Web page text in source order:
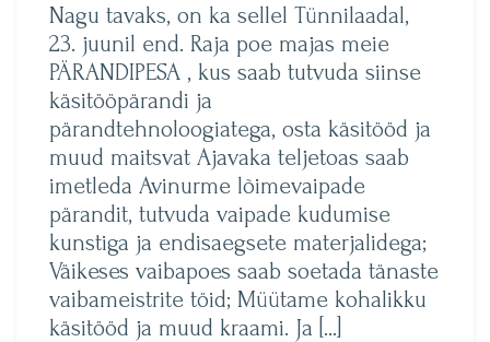
Nagu tavaks, on ka sellel Tünnilaadal,
23. juunil end. Raja poe majas meie
PÄRANDIPESA , kus saab tutvuda siinse
käsitööpärandi ja
pärandtehnoloogiatega, osta käsitööd ja
muud maitsvat Ajavaka teljetoas saab
imetleda Avinurme lõimevaipade
pärandit, tutvuda vaipade kudumise
kunstiga ja endisaegsete materjalidega;
Väikeses vaibapoes saab soetada tänaste
vaibameistrite töid; Müütame kohalikku
käsitööd ja muud kraami. Ja […]